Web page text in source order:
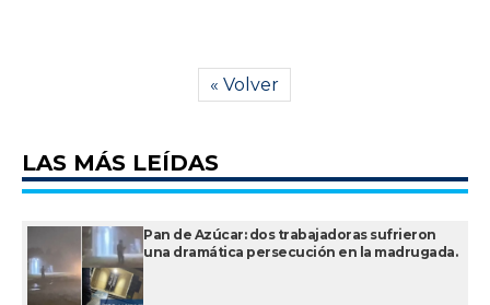
« Volver
LAS MÁS LEÍDAS
Pan de Azúcar: dos trabajadoras sufrieron
una dramática persecución en la madrugada.